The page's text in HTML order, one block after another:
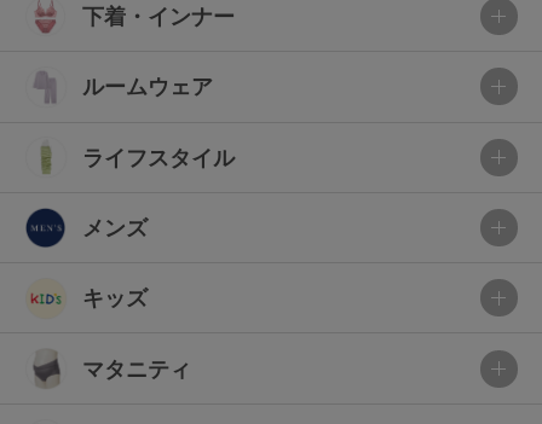
下着・インナー
ルームウェア
ライフスタイル
メンズ
キッズ
マタニティ